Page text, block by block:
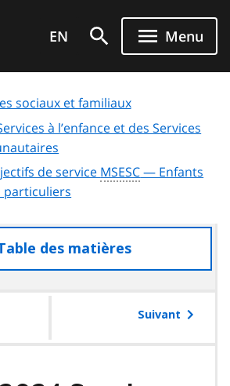
EN Menu
sociaux et familiaux
à l’enfance et des Services
de service MSESC— Enfants
particuliers
des matières
à
table
Suivant